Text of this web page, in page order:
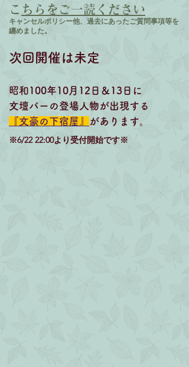
​ こちらをご一読ください
​​キャンセルポリシー他、過去にあったご質問事項等を
纏めました。
次回開催は未定
昭和100年10月12日＆13日に
文壇バーの登場人物が出現する
『文豪の下宿屋』
があります。
​※6/22 22:00より受付開始です※